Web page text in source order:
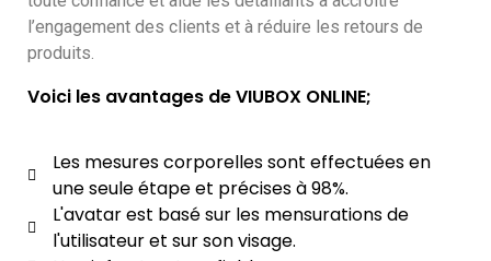
l’engagement des clients et à réduire les retours de
produits.
Voici les avantages de VIUBOX ONLINE;
Les mesures corporelles sont effectuées en
une seule étape et précises à 98%.
L'avatar est basé sur les mensurations de
l'utilisateur et sur son visage.